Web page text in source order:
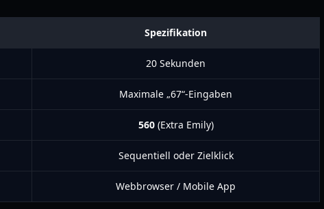
Spezifikation
20 Sekunden
Maximale „67“-Eingaben
560(Extra Emily)
Sequentiell oder Zielklick
Webbrowser / Mobile App